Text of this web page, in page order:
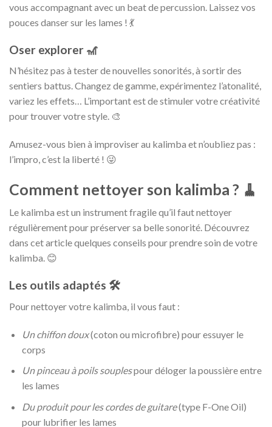
vous accompagnant avec un beat de percussion. Laissez vos
pouces danser sur les lames ! 💃
Oser explorer 🎢
N’hésitez pas à tester de nouvelles sonorités, à sortir des
sentiers battus. Changez de gamme, expérimentez l’atonalité,
variez les effets… L’important est de stimuler votre créativité
pour trouver votre style. 🎨
Amusez-vous bien à improviser au kalimba et n’oubliez pas :
l’impro, c’est la liberté ! 😜
Comment nettoyer son kalimba ? 🧹
Le kalimba est un instrument fragile qu’il faut nettoyer
régulièrement pour préserver sa belle sonorité. Découvrez
dans cet article quelques conseils pour prendre soin de votre
kalimba. 😊
Les outils adaptés 🛠️
Pour nettoyer votre kalimba, il vous faut :
Un chiffon doux(coton ou microfibre) pour essuyer le
corps
Un pinceau à poils souplespour déloger la poussière entre
les lames
Du produit pour les cordes de guitare(type F-One Oil)
pour lubrifier les lames